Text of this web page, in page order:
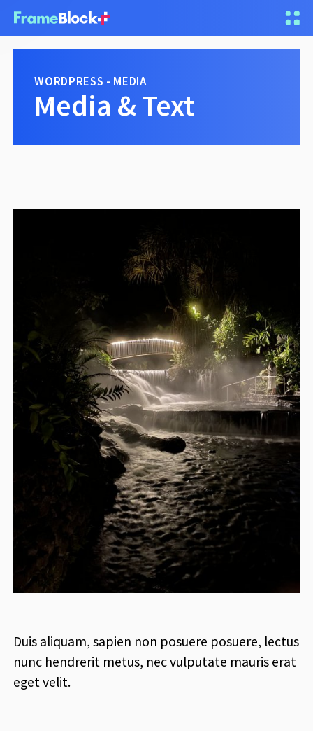
WORDPRESS - MEDIA
Media & Text
Duis aliquam, sapien non posuere posuere, lectus
nunc hendrerit metus, nec vulputate mauris erat
eget velit.